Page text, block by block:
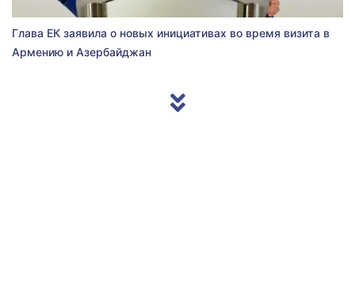
Глава ЕК заявила о новых инициативах во время визита в
Армению и Азербайджан